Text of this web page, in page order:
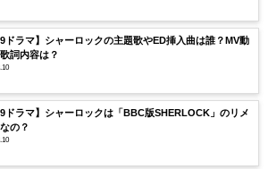
9ドラマ】シャーロックの主題歌やED挿入曲は誰？MV動
詞内容は？
9ドラマ】シャーロックは「BBC版SHERLOCK」のリメ
の？